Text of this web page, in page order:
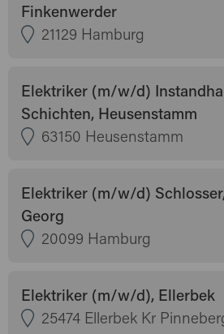
Finkenwerder
21129 Hamburg
Elektriker (m/w/d)
Schichten, Heusenstamm
63150 Heusenstamm
Elektriker (m/w/d)
Georg
20099 Hamburg
Elektriker (m/w/d), Ellerbek
25474 Ellerbek Kr